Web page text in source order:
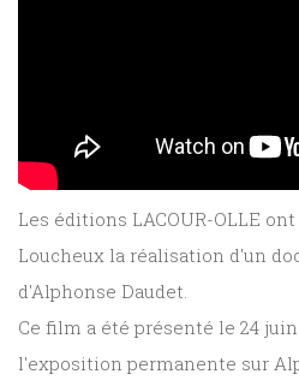
Les éditions LACOUR-OLLE
Loucheux la réalisation d'un
d'Alphonse Daudet.
Ce film a été présenté le 24
l'exposition permanente sur